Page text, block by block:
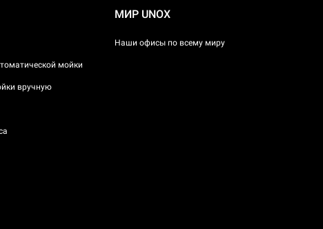
мойки
вручную
МИР UNOX
Наши офисы по всему миру